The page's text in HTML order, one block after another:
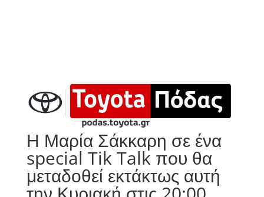
Η Μαρία Σάκκαρη σε ένα
special Tik Talk που θα
μεταδοθεί εκτάκτως αυτή